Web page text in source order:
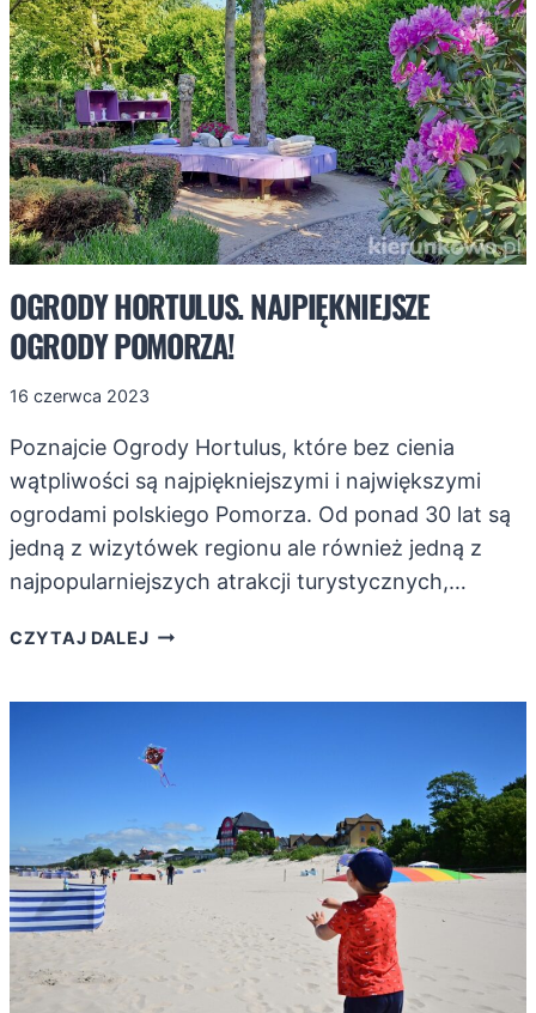
WARTO
ODWIEDZIĆ!
OGRODY HORTULUS. NAJPIĘKNIEJSZE
OGRODY POMORZA!
16 czerwca 2023
Poznajcie Ogrody Hortulus, które bez cienia
wątpliwości są najpiękniejszymi i największymi
ogrodami polskiego Pomorza. Od ponad 30 lat są
jedną z wizytówek regionu ale również jedną z
najpopularniejszych atrakcji turystycznych,…
CZYTAJ DALEJOGRODY
POMORZA!